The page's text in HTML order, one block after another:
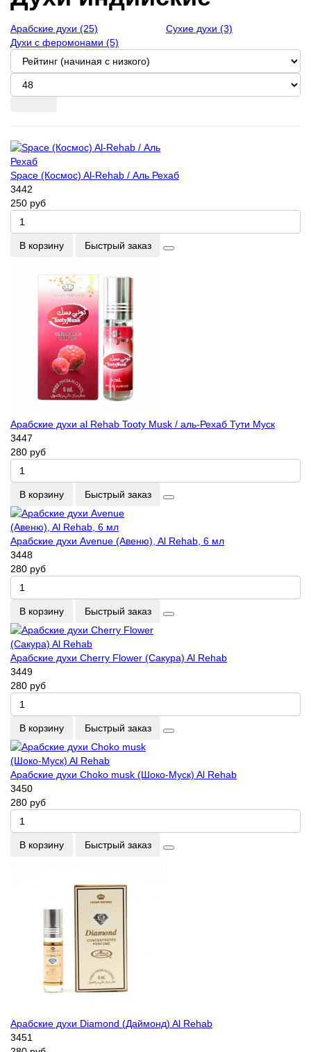
Арабские духи (25)
Сухие духи (3)
Духи с феромонами (5)
Space (Космос) Al-Rehab / Аль Рехаб
3442
250 руб
В корзину Быстрый заказ
Арабские духи al Rehab Tooty Musk / аль-Рехаб Тути Муск
3447
280 руб
В корзину Быстрый заказ
Арабские духи Avenue (Авеню), Al Rehab, 6 мл
3448
280 руб
В корзину Быстрый заказ
Арабские духи Cherry Flower (Сакура) Al Rehab
3449
280 руб
В корзину Быстрый заказ
Арабские духи Choko musk (Шоко-Муск) Al Rehab
3450
280 руб
В корзину Быстрый заказ
Арабские духи Diamond (Даймонд) Al Rehab
3451